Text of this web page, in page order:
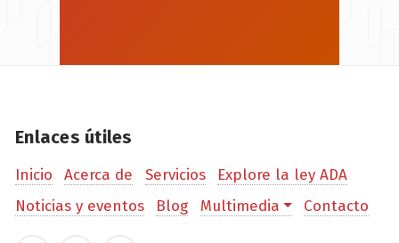
Enlaces útiles
Inicio Acerca de Servicios
Explore la ley ADA
Noticias y eventos
Blog Multimedia Contacto